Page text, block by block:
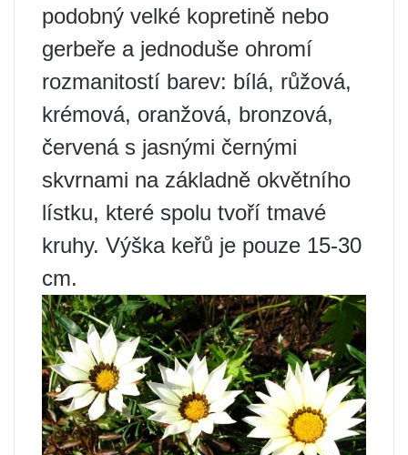
podobný velké kopretině nebo
gerbeře a jednoduše ohromí
rozmanitostí barev: bílá, růžová,
krémová, oranžová, bronzová,
červená s jasnými černými
skvrnami na základně okvětního
lístku, které spolu tvoří tmavé
kruhy. Výška keřů je pouze 15-30
cm.